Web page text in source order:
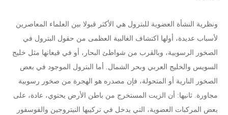
ونظرية النشأة العضوية للبترول هي الأكثر قبولا بين العلماء المعاصرين
لأسباب عديدة، أولها اكتشاف الغالبية العظمى من حقول البترول في
الصخور الرسوبية، وبالقرب من شواطئ البحار، أو في قيعانها مثل خليج
السويس والخليج العربي وبحر الشمال. أما البترول الموجود في بعض
الصخور النارية أو المتحولة، فإن مصدره هو الهجرة من صخور رسوبية
مجاورة. ثانيها: أن الزيت المستخرج من باطن الأرض يحتوي، عادة، على
بعض المركبات العضوية، التي يدخل في تركيبها النيتروجين والفوسفور